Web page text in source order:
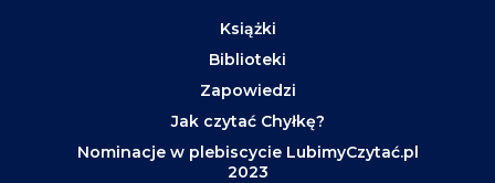
Książki
Biblioteki
Zapowiedzi
Jak czytać Chyłkę?
Nominacje w plebiscycie LubimyCzytać.pl
2023